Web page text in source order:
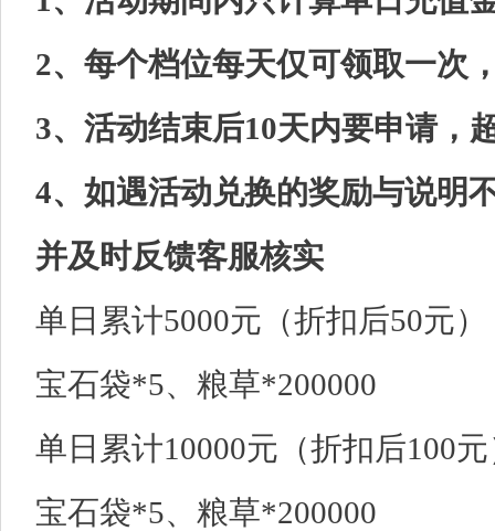
2、每个档位每天仅可领取一次
3、活动结束后10天内要申请，
4、如遇活动兑换的奖励与说明
并及时反馈客服核实
单日累计5000元（折扣后50元
宝石袋*5、粮草*200000
单日累计10000元（折扣后100
宝石袋*5、粮草*200000